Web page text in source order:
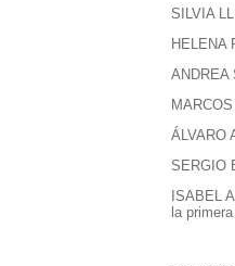
SILVIA
HELENA
ANDREA
ÁLVARO
SERGIO
ISABEL
la